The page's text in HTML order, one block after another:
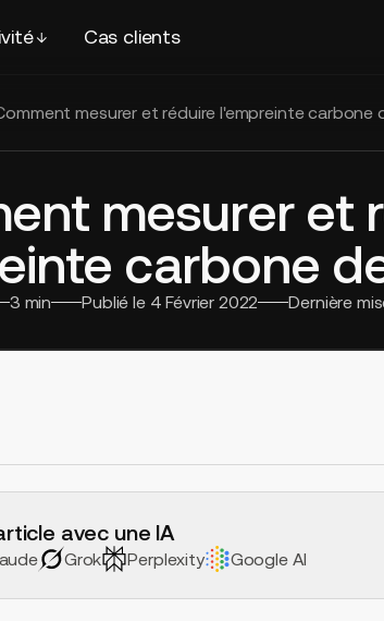
Cas clients
mesurer et réduire l'empreinte carbone
mesurer et
carbone
3 min Publié le 4 Février 2022 Dernière
avec une IA
Grok Perplexity Google AI